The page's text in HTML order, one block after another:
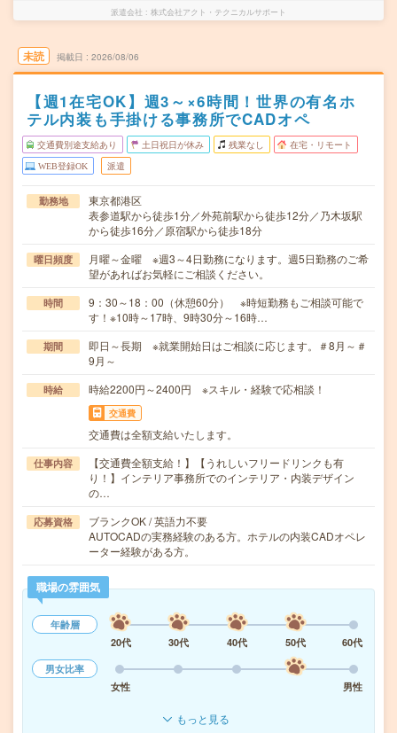
派遣会社 株式会社アクト・テクニカルサポート
未読 掲載日 2026/08/06
【週1在宅OK】週3～×6時間！世界の有名ホ
テル内装も手掛ける事務所でCADオペ
交通費別途支給あり 土日祝日が休み 残業なし 在宅・リモート
WEB登録OK 派遣
勤務地
東京都港区
表参道駅から徒歩1分／外苑前駅から徒歩12分／乃木坂駅
から徒歩16分／原宿駅から徒歩18分
曜日頻度
月曜～金曜 ※週3～4日勤務になります。週5日勤務のご希
望があればお気軽にご相談ください。
時間
9：30～18：00（休憩60分） ※時短勤務もご相談可能で
す！※10時～17時、9時30分～16時…
期間
即日～長期 ※就業開始日はご相談に応じます。＃8月～＃
9月～
時給 時給2200円～2400円 ※スキル・経験で応相談！
交通費
交通費は全額支給いたします。
仕事内容
【交通費全額支給！】【うれしいフリードリンクも有
り！】インテリア事務所でのインテリア・内装デザイン
の…
応募資格
ブランクOK / 英語力不要
AUTOCADの実務経験のある方。ホテルの内装CADオペレ
ーター経験がある方。
職場の雰囲気
年齢層
20代
30代 40代 50代
60代
男女比率
女性
男性
もっと見る